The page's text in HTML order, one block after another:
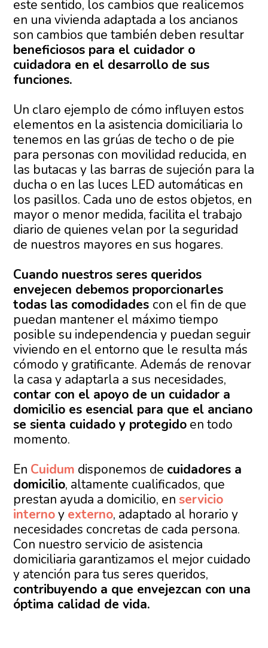
este sentido, los cambios que realicemos
en una vivienda adaptada a los ancianos
son cambios que también deben resultar
beneficiosos para el cuidador o
cuidadora en el desarrollo de sus
funciones.
Un claro ejemplo de cómo influyen estos
elementos en la asistencia domiciliaria lo
tenemos en las grúas de techo o de pie
para personas con movilidad reducida, en
las butacas y las barras de sujeción para la
ducha o en las luces LED automáticas en
los pasillos. Cada uno de estos objetos, en
mayor o menor medida, facilita el trabajo
diario de quienes velan por la seguridad
de nuestros mayores en sus hogares.
Cuando nuestros seres queridos
envejecen debemos proporcionarles
todas las comodidades con el fin de que
puedan mantener el máximo tiempo
posible su independencia y puedan seguir
viviendo en el entorno que le resulta más
cómodo y gratificante. Además de renovar
la casa y adaptarla a sus necesidades,
contar con el apoyo de un cuidador a
domicilio es esencial para que el anciano
se sienta cuidado y protegido en todo
momento.
En Cuidum disponemos de cuidadores a
domicilio, altamente cualificados, que
prestan ayuda a domicilio, enservicio
internoy externo, adaptado al horario y
necesidades concretas de cada persona.
Con nuestro servicio de asistencia
domiciliaria garantizamos el mejor cuidado
y atención para tus seres queridos,
contribuyendo a que envejezcan con una
óptima calidad de vida.